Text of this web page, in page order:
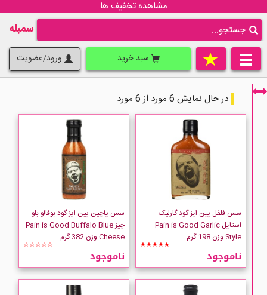
مشاهده تخفیف ها
سمبله
سبد خرید ورود/عضویت
فقط نمایش کالاهای موجود
Pain is good
در حال نمایش 6 مورد از 6 مورد
سس فلفل پین ایز گود گارلیک
استایل Pain is Good Garlic
Style وزن 198 گرم
★★★★★
ناموجود
سس پاچین پین ایز گود بوفالو بلو
چیز Pain is Good Buffalo Blue
Cheese وزن 382 گرم
☆☆☆☆☆
ناموجود